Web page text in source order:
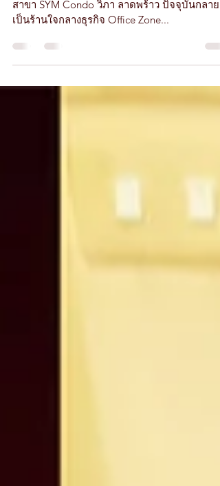
เปิดให้บริการตั้งแต่ ปี 2562 ธรรญาเพื่อสุขภาพ
เป็นร้านใจกลางธุรกิจ Office Zone...